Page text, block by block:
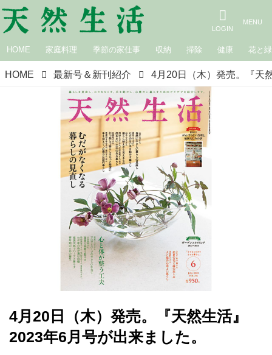
HOME 家庭料理 季節の家仕事 収納 掃除 健康 花と緑
HOME 最新号＆新刊紹介
4月20日（木）発売。『天然生活』
2023年6月号が出来ました。